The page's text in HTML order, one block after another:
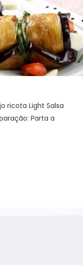
maduro; 1 folha